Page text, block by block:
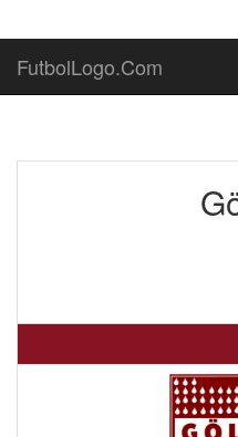
FutbolLogo.Com